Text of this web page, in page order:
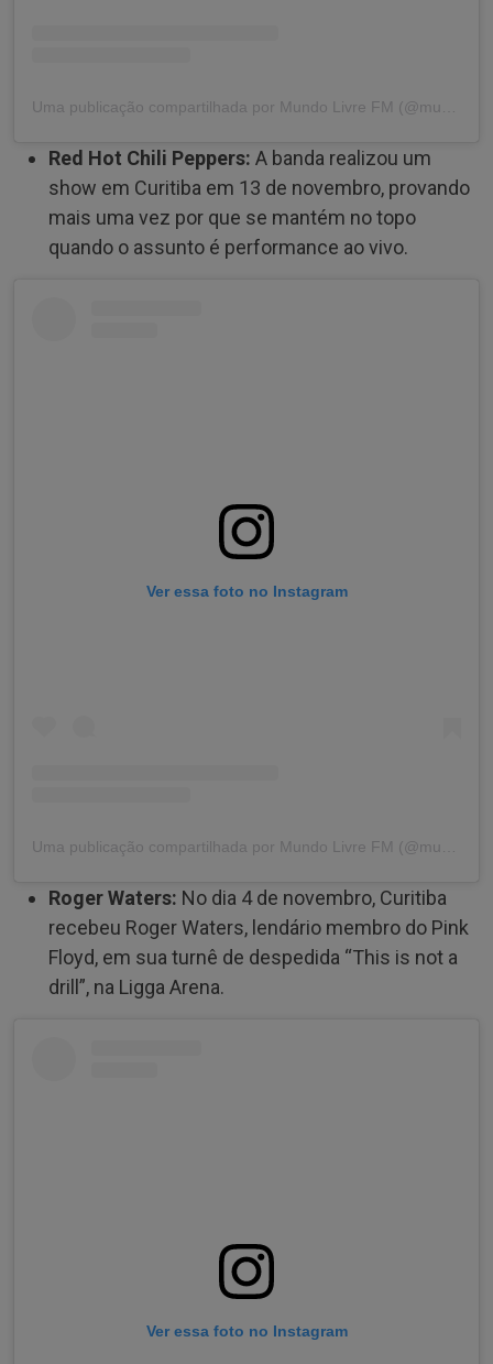
Red Hot Chili Peppers: A banda realizou um
show em Curitiba em 13 de novembro, provando
mais uma vez por que se mantém no topo
quando o assunto é performance ao vivo.
Ver essa foto no Instagram
Roger Waters: No dia 4 de novembro, Curitiba
recebeu Roger Waters, lendário membro do Pink
Floyd, em sua turnê de despedida “This is not a
drill”, na Ligga Arena.
Ver essa foto no Instagram